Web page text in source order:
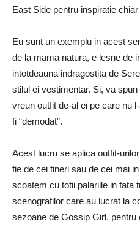
East Side pentru inspiratie
Eu sunt un exemplu in acest
de la mama natura, e lesne de
intotdeauna indragostita de
stilul ei vestimentar. Si, va
vreun outfit de-al ei pe care nu
fi “demodat”.
Acest lucru se aplica outfit-
fie de cei tineri sau de cei mai
scoatem cu totii palariile in fata
scenografilor care au lucrat la
sezoane de Gossip Girl, pentru